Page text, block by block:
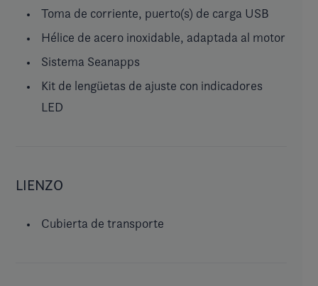
Toma de corriente, puerto(s) de carga USB
Hélice de acero inoxidable, adaptada al motor
Sistema Seanapps
Kit de lengüetas de ajuste con indicadores
LED
LIENZO
Cubierta de transporte